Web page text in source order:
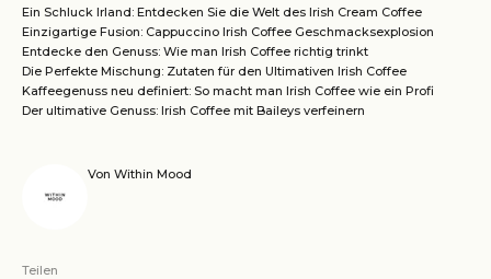
Ein Schluck Irland: Entdecken Sie die Welt des Irish Cream Coffee
Einzigartige Fusion: Cappuccino Irish Coffee Geschmacksexplosion
Entdecke den Genuss: Wie man Irish Coffee richtig trinkt
Die Perfekte Mischung: Zutaten für den Ultimativen Irish Coffee
Kaffeegenuss neu definiert: So macht man Irish Coffee wie ein Profi
Der ultimative Genuss: Irish Coffee mit Baileys verfeinern
Von Within Mood
Teilen